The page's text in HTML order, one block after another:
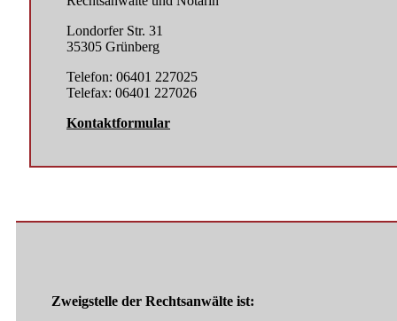
Londorfer Str. 31
35305 Grünberg
Telefon: 06401 227025
Telefax: 06401 227026
Kontaktformular
Zweigstelle der Rechtsanwälte ist: